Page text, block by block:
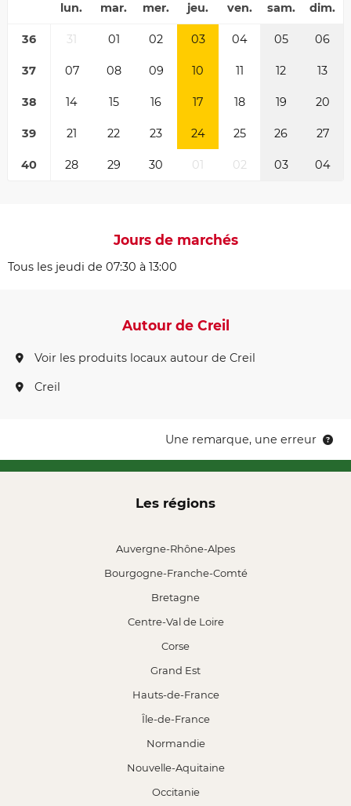
lun. mar. mer. jeu. ven. sam. dim.
36 31 01 02 03 04 05 06
37 07 08 09 10 11 12 13
38 14 15 16 17 18 19 20
39 21 22 23 24 25 26 27
40 28 29 30 01 02 03 04
Jours de marchés
Tous les jeudi de 07:30 à 13:00
Autour de Creil
Voir les produits locaux autour de Creil
Creil
Une remarque, une erreur
Les régions
Auvergne-Rhône-Alpes
Bourgogne-Franche-Comté
Bretagne
Centre-Val de Loire
Corse
Grand Est
Hauts-de-France
Île-de-France
Normandie
Nouvelle-Aquitaine
Occitanie